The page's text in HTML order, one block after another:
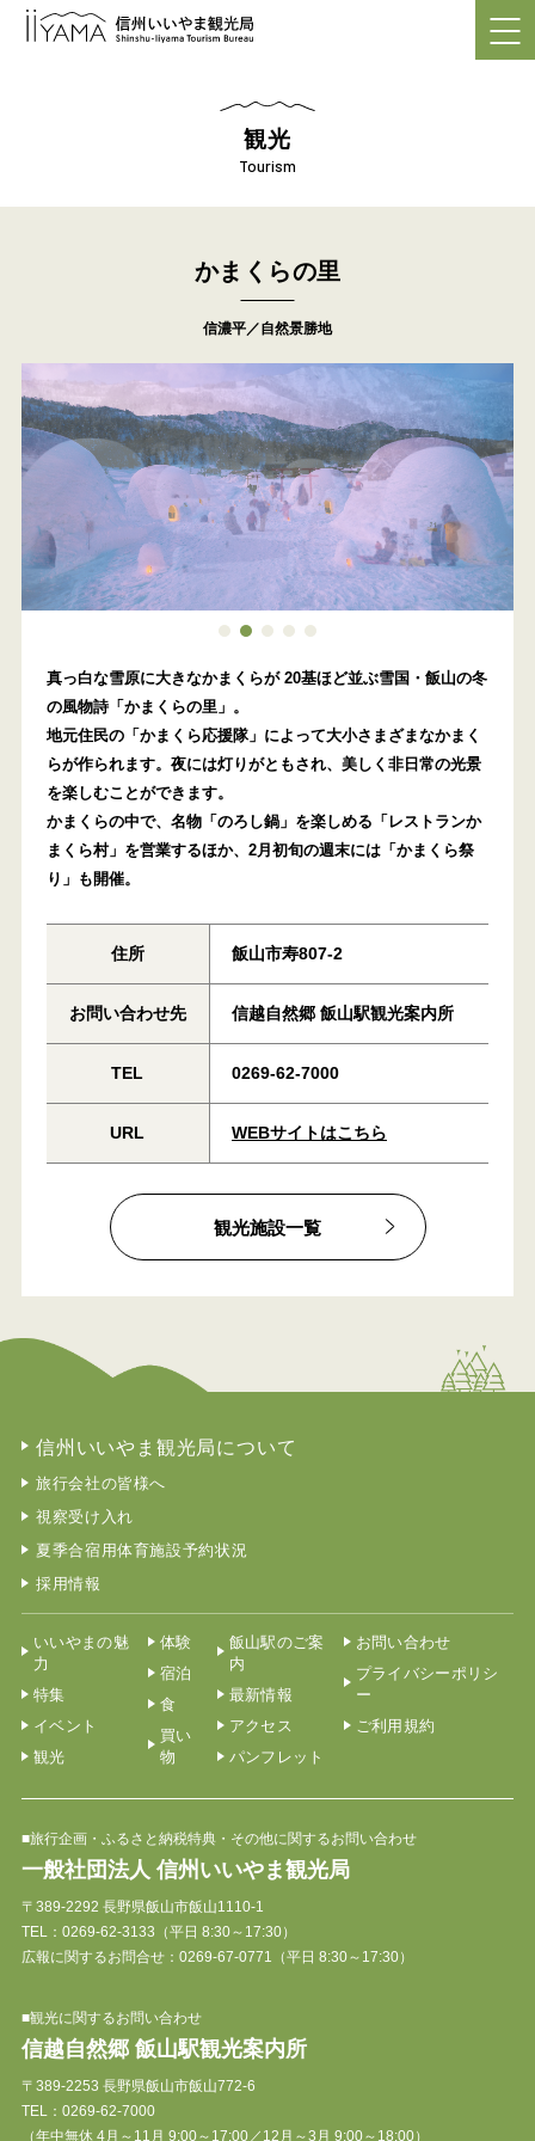
観光
Tourism
かまくらの里
信濃平／自然景勝地
真っ白な雪原に大きなかまくらが 20基ほど並ぶ雪国・飯山の冬
の風物詩「かまくらの里」。
地元住民の「かまくら応援隊」によって大小さまざまなかまく
らが作られます。夜には灯りがともされ、美しく非日常の光景
を楽しむことができます。
かまくらの中で、名物「のろし鍋」を楽しめる「レストランか
まくら村」を営業するほか、2月初旬の週末には「かまくら祭
り」も開催。
住所 飯山市寿807-2
お問い合わせ先 信越自然郷 飯山駅観光案内所
TEL 0269-62-7000
URL WEBサイトはこちら
観光施設一覧
信州いいやま観光局について
旅行会社の皆様へ
視察受け入れ
夏季合宿用体育施設予約状況
採用情報
いいやまの魅
力
特集
イベント
観光
体験
宿泊
食
買い
物
飯山駅のご案
内
最新情報
アクセス
パンフレット
お問い合わせ
プライバシーポリシ
ー
ご利用規約
■旅行企画・ふるさと納税特典・その他に関するお問い合わせ
一般社団法人 信州いいやま観光局
〒389-2292 長野県飯山市飯山1110-1
TEL： 0269-62-3133 （平日 8:30～17:30）
広報に関するお問合せ：0269-67-0771（平日 8:30～17:30）
■観光に関するお問い合わせ
信越自然郷 飯山駅観光案内所
〒389-2253 長野県飯山市飯山772-6
TEL： 0269-62-7000
（年中無休 4月～11月 9:00～17:00／12月～3月 9:00～18:00）